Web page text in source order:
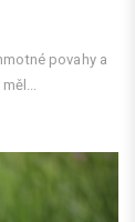
povahy a